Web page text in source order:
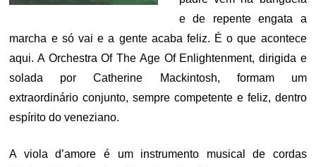
e de repente engata a
marcha e só vai e a gente acaba feliz. É o que acontece
aqui. A Orchestra Of The Age Of Enlightenment, dirigida e
solada por Catherine Mackintosh, formam um
extraordinário conjunto, sempre competente e feliz, dentro
espírito do veneziano.
A viola d’amore é um instrumento musical de cordas